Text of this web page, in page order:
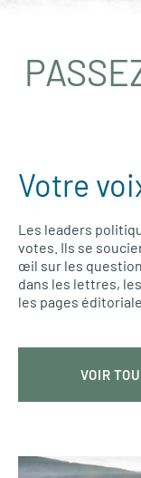
Votre
Les leaders
votes. Ils se
œil sur les
dans les lettres,
les pages
VOIR